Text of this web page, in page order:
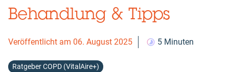
Behandlung & Tipps
Veröffentlicht am 06. August 2025 5 Minuten
Ratgeber COPD (VitalAire+)